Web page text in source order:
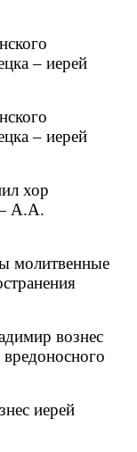
– иерей
– иерей
хор
А.А.
молитвенные
вознес
иерей